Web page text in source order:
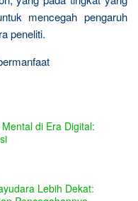
mencegah pengaruh
peneliti.
di Era Digital:
Lebih Dekat: